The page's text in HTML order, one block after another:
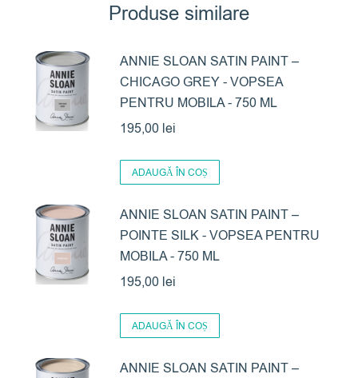
Produse similare
ANNIE SLOAN SATIN PAINT –
CHICAGO GREY - VOPSEA
PENTRU MOBILA - 750 ML
195,00 lei
ADAUGĂ ÎN COȘ
ANNIE SLOAN SATIN PAINT –
POINTE SILK - VOPSEA PENTRU
MOBILA - 750 ML
195,00 lei
ADAUGĂ ÎN COȘ
ANNIE SLOAN SATIN PAINT –